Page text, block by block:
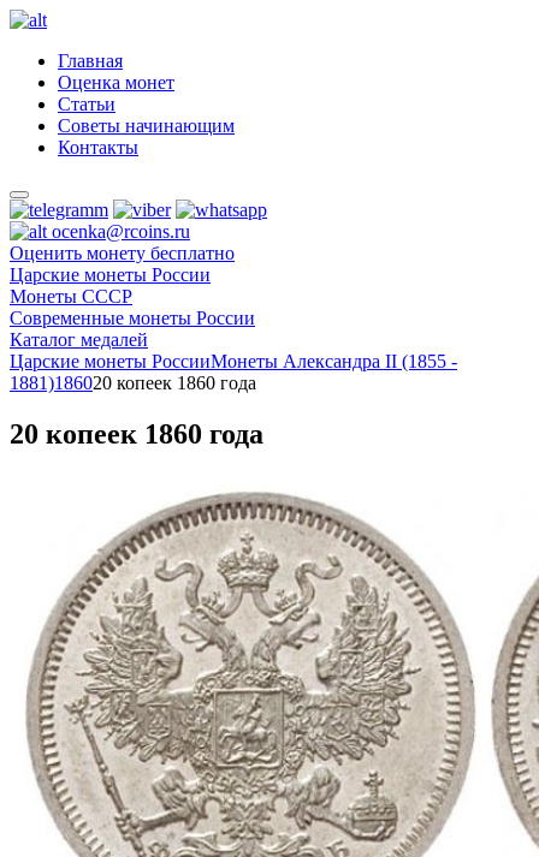
Главная
Оценка монет
Статьи
Советы начинающим
Контакты
ocenka@rcoins.ru
Оценить монету бесплатно
Царские монеты России
Монеты СССР
Современные монеты России
Каталог медалей
Царские монеты РоссииМонеты Александра II (1855 -
1881)186020 копеек 1860 года
20 копеек 1860 года